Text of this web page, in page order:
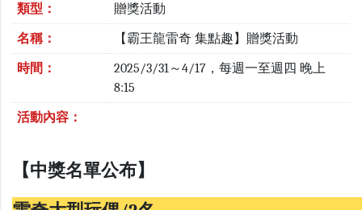
類型： 贈獎活動
名稱： 【霸王龍雷奇 集點趣】贈獎活動
時間：
2025/3/31～4/17，每週一至週四 晚上
8:15
活動內容：
【中獎名單公布】